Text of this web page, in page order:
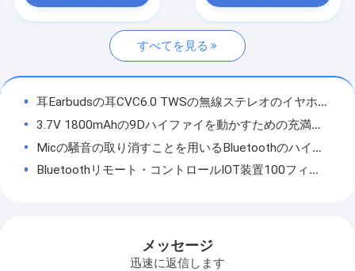
すべてを見る
耳Earbudsの耳CVC6.0 TWSの無線ステレオのイヤホーンIP6 Bluetooth
3.7V 1800mAhの9Dハイファイを動かすための充満場合のBluetoothのイヤホーン
Micの騒音の取り消すことを用いるBluetoothのハイファイ ステレオの5.1個のイヤホーン
Bluetoothリモート・コントロールIOT装置100フィートの無線提示のクリッカーBluetooth 2.4GHz
3D NeckbandのBluetoothの人間工学的ヘッドホーンの無線磁気吸引のイヤホーンDC5V
IPX7 Bluetoothは5.0のNeckbandのヘッドホーン試しのためのヘッドホーンを取り消す騒音を防水する
メッセージ
迅速に返信します